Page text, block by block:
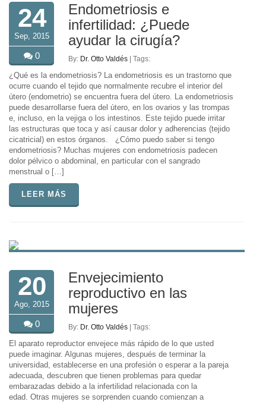
24
Sep, 2015
0
Endometriosis e
infertilidad: ¿Puede
ayudar la cirugía?
By: Dr. Otto Valdés | Tags:
¿Qué es la endometriosis? La endometriosis es un trastorno que
ocurre cuando el tejido que normalmente recubre el interior del
útero (endometrio) se encuentra fuera del útero. La endometriosis
puede desarrollarse fuera del útero, en los ovarios y las trompas
e, incluso, en la vejiga o los intestinos. Este tejido puede irritar
las estructuras que toca y así causar dolor y adherencias (tejido
cicatricial) en estos órganos. ¿Cómo puedo saber si tengo
endometriosis? Muchas mujeres con endometriosis padecen
dolor pélvico o abdominal, en particular con el sangrado
menstrual o […]
LEER MÁS
20
Ago, 2015
0
Envejecimiento
reproductivo en las
mujeres
By: Dr. Otto Valdés | Tags:
El aparato reproductor envejece más rápido de lo que usted
puede imaginar. Algunas mujeres, después de terminar la
universidad, establecerse en una profesión o esperar a la pareja
adecuada, descubren que tienen problemas para quedar
embarazadas debido a la infertilidad relacionada con la
edad. Otras mujeres se sorprenden cuando comienzan a